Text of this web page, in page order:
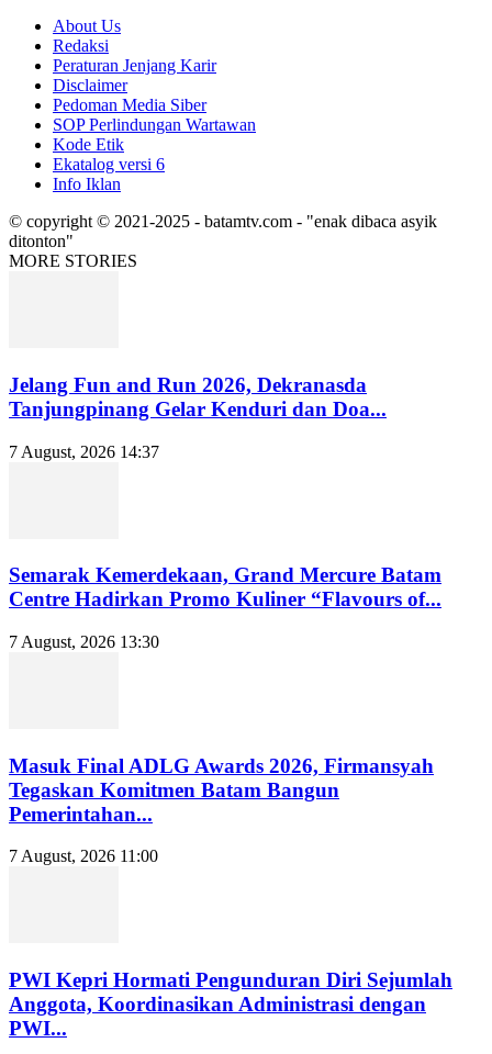
About Us
Redaksi
Peraturan Jenjang Karir
Disclaimer
Pedoman Media Siber
SOP Perlindungan Wartawan
Kode Etik
Ekatalog versi 6
Info Iklan
© copyright © 2021-2025 - batamtv.com - "enak dibaca asyik
ditonton"
MORE STORIES
Jelang Fun and Run 2026, Dekranasda
Tanjungpinang Gelar Kenduri dan Doa...
7 August, 2026 14:37
Semarak Kemerdekaan, Grand Mercure Batam
Centre Hadirkan Promo Kuliner “Flavours of...
7 August, 2026 13:30
Masuk Final ADLG Awards 2026, Firmansyah
Tegaskan Komitmen Batam Bangun
Pemerintahan...
7 August, 2026 11:00
PWI Kepri Hormati Pengunduran Diri Sejumlah
Anggota, Koordinasikan Administrasi dengan
PWI...